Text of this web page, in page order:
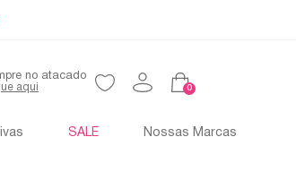
no atacado
0
SALE Nossas Marcas